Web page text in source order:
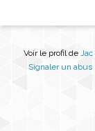
Voir le profil de Jac
Signaler un abus